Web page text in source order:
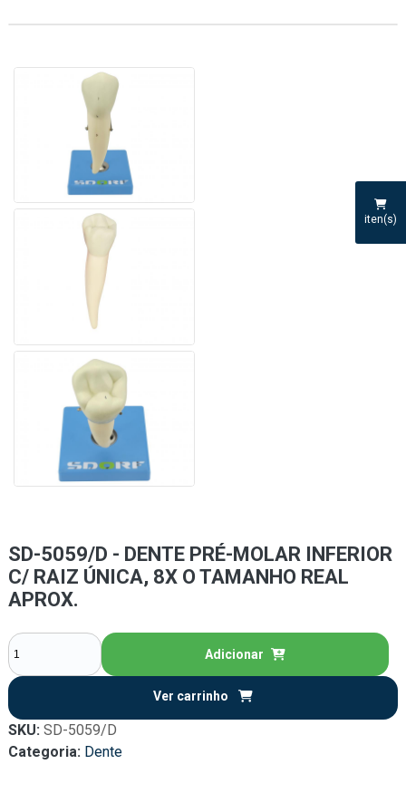
iten(s)
SD-5059/D - DENTE PRÉ-MOLAR INFERIOR
C/ RAIZ ÚNICA, 8X O TAMANHO REAL
APROX.
Adicionar
Ver carrinho
SKU: SD-5059/D
Categoria: Dente